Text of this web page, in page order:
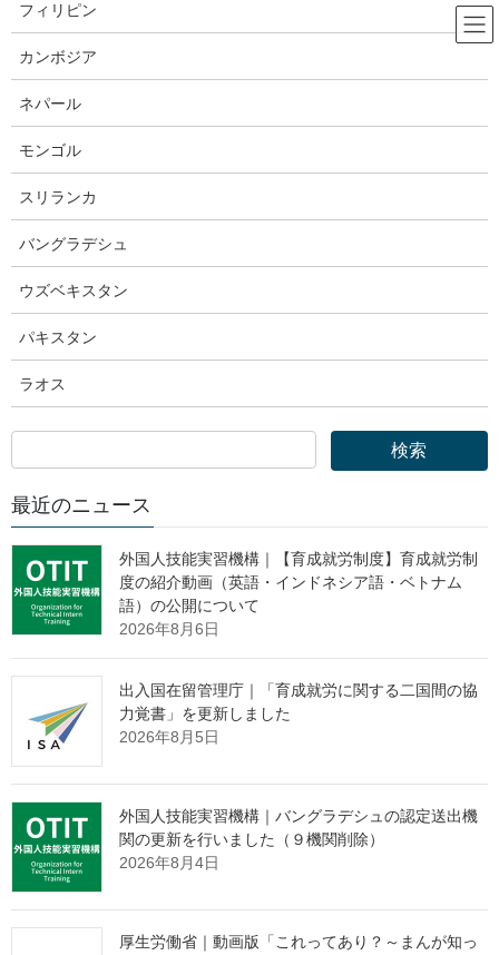
ン
ン
へ
キ
プ
ビ
ー
ョ
に
動
た
厚生労働省
厚生労働省｜タイ王国との育成就
労制度に関する協力覚書（MOC）
に合意しました
照会先
室長補佐 宮下 康彦
(代表電話)03(5253)1111(内線)5956
タイ王国との育成就労制度に関する
協力覚書（MOC）に合意しました
～育成就労制度に関する初の協力覚書を作成～
（労働省）との間で、６月２日に育成就労制度に関する協力覚書
フィリピン
カンボジア
ネパール
モンゴル
スリランカ
バングラデシュ
ウズベキスタン
パキスタン
ラオス
最近のニュース
外国人技能実習機構｜【育成就労制度】育成就労制
度の紹介動画（英語・インドネシア語・ベトナム
語）の公開について
2026年8月6日
出入国在留管理庁｜「育成就労に関する二国間の協
力覚書」を更新しました
2026年8月5日
外国人技能実習機構｜バングラデシュの認定送出機
関の更新を行いました（９機関削除）
2026年8月4日
厚生労働省｜動画版「これってあり？～まんが知っ